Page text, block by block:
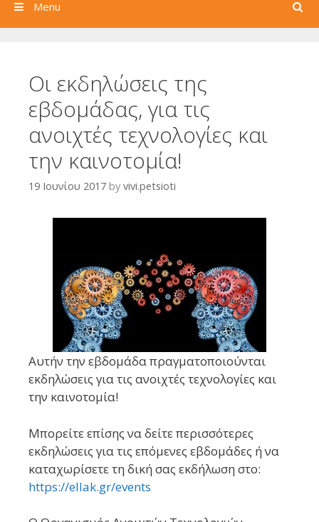
Search
Menu
Οι εκδηλώσεις της
εβδομάδας, για τις
ανοιχτές τεχνολογίες και
την καινοτομία!
19 Ιουνίου 2017 by vivi.petsioti
Αυτήν την εβδομάδα πραγματοποιούνται
εκδηλώσεις για τις ανοιχτές τεχνολογίες και
την καινοτομία!
Μπορείτε επίσης να δείτε περισσότερες
εκδηλώσεις για τις επόμενες εβδομάδες ή να
καταχωρίσετε τη δική σας εκδήλωση στο:
https://ellak.gr/events